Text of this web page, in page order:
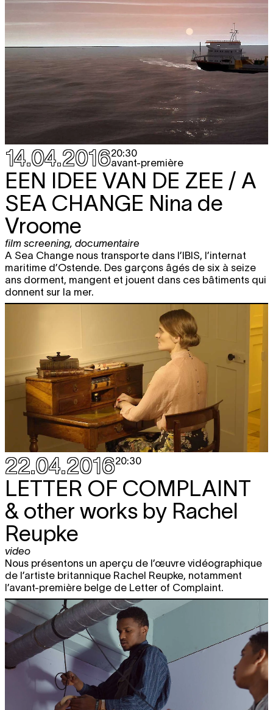
14.04.201620:30
avant-première
EEN IDEE VAN DE ZEE / A
SEA CHANGE Nina de
Vroome
film screening, documentaire
A Sea Change nous transporte dans l’IBIS, l’internat
maritime d’Ostende. Des garçons âgés de six à seize
ans dorment, mangent et jouent dans ces bâtiments qui
donnent sur la mer.
22.04.201620:30
LETTER OF COMPLAINT
& other works by Rachel
Reupke
video
Nous présentons un aperçu de l’œuvre vidéographique
de l’artiste britannique Rachel Reupke, notamment
l’avant-première belge de Letter of Complaint.